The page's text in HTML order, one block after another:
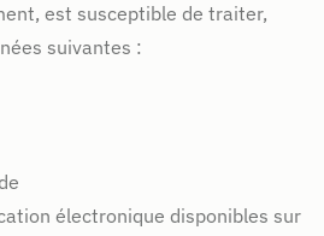
est susceptible de traiter,
suivantes :
électronique disponibles sur